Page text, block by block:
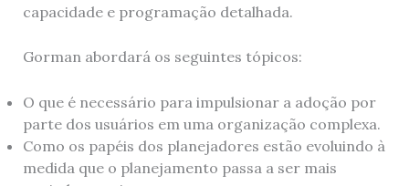
capacidade e programação detalhada.
Gorman abordará os seguintes tópicos:
O que é necessário para impulsionar a adoção por
parte dos usuários em uma organização complexa.
Como os papéis dos planejadores estão evoluindo à
medida que o planejamento passa a ser mais